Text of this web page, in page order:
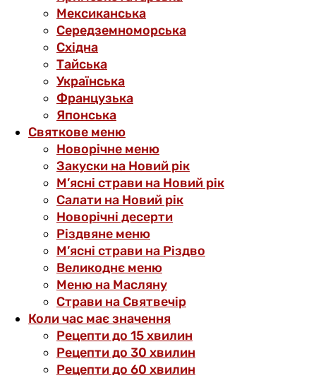
Мексиканська
Середземноморська
Східна
Тайська
Українська
Французька
Японська
Святкове меню
Новорічне меню
Закуски на Новий рік
М’ясні страви на Новий рік
Салати на Новий рік
Новорічні десерти
Різдвяне меню
М’ясні страви на Різдво
Великоднє меню
Меню на Масляну
Страви на Святвечір
Коли час має значення
Рецепти до 15 хвилин
Рецепти до 30 хвилин
Рецепти до 60 хвилин